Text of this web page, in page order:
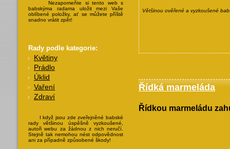
Většinou ověřené a vyzkoušené
Řídká marmeláda
Řídkou marmeládu
Nezapomeňte si tento web s
babskýma radama uložit mezi Vaše
oblíbené položky, ať se můžete příště
snadno vrátit zpět!
Rady podle kategorie:
Květiny
Prádlo
Úklid
Vaření
Zdraví
I když jsou zde zveřejněné babské
rady většinou úspěšně vyzkoušené,
autoři webu za žádnou z nich neručí.
Stejně tak nemohou nést odpovědnost
ani za případně způsobené škody!